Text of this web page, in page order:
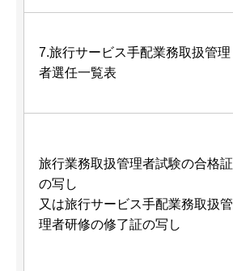
7.旅行サービス手配業務取扱管理
者選任一覧表
旅行業務取扱管理者試験の合格証
の写し
又は旅行サービス手配業務取扱管
理者研修の修了証の写し